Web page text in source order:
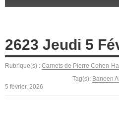
2623 Jeudi 5
Rubrique(s) : Carnets de Pierre Cohen-
Tag(s): Baneen
5 février, 2026